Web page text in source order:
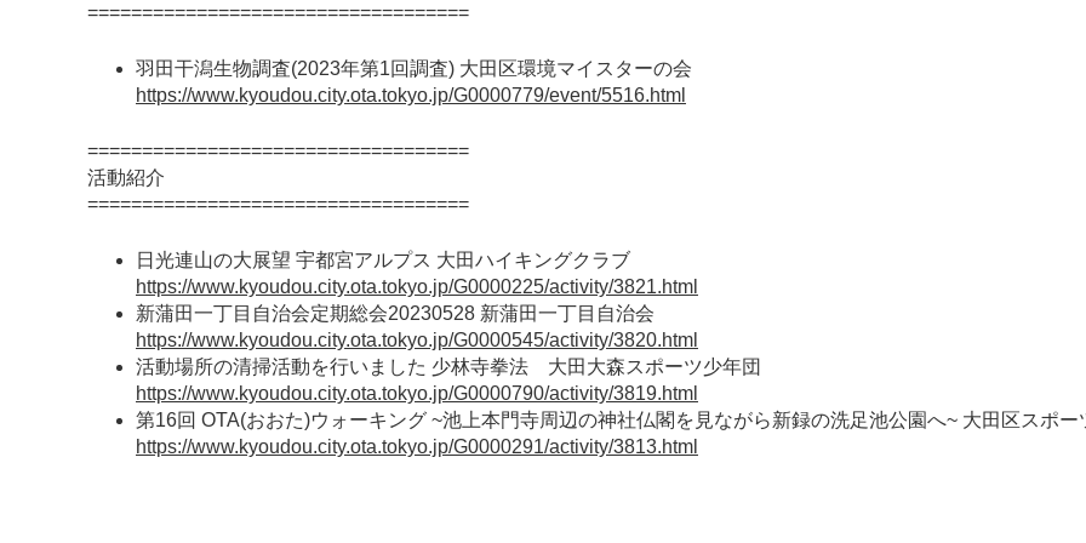
===================================
羽田干潟生物調査(2023年第1回調査) 大田区環境マイスターの会
https://www.kyoudou.city.ota.tokyo.jp/G0000779/event/5516.html
===================================
活動紹介
===================================
日光連山の大展望 宇都宮アルプス 大田ハイキングクラブ
https://www.kyoudou.city.ota.tokyo.jp/G0000225/activity/3821.html
新蒲田一丁目自治会定期総会20230528 新蒲田一丁目自治会
https://www.kyoudou.city.ota.tokyo.jp/G0000545/activity/3820.html
活動場所の清掃活動を行いました 少林寺拳法 大田大森スポーツ少年団
https://www.kyoudou.city.ota.tokyo.jp/G0000790/activity/3819.html
第16回 OTA(おおた)ウォーキング ~池上本門寺周辺の神社仏閣を見ながら新録の洗足池公園へ~ 大田区スポー
https://www.kyoudou.city.ota.tokyo.jp/G0000291/activity/3813.html